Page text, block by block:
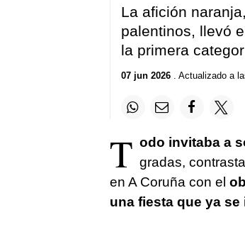
La afición
palentinos, llevó
la primera
07 jun 2026. Actualizado a
T odo invitaba a
gradas,
en A Coruña con el
una fiesta que ya